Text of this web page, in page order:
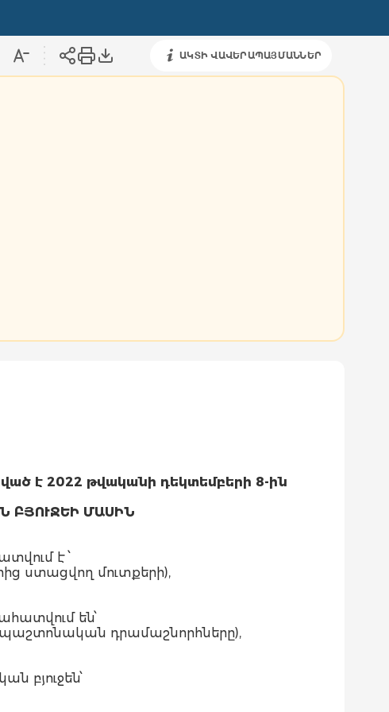
ԱԿՏԻ ՎԱՎԵՐԱՊԱՅՄԱՆՆԵՐ
է 2022 թվականի դեկտեմբերի 8-ին
ԲՅՈՒՋԵԻ ՄԱՍԻՆ
է ՝
ստացվող մուտքերի),
են՝
պաշտոնական դրամաշնորհները),
բյուջեն՝